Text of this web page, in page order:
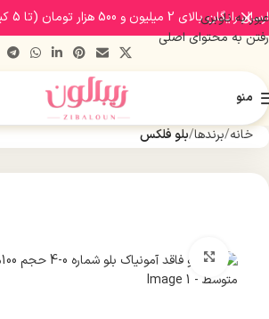
عبور به ناوبری
رفتن به محتوای اصلی
منو
خانه برندها بلو فلکس
بزرگنمایی تصویر
ارسال رایگان بالای 2 میلیون و 500 هزار تومان (تا 5 کیلوگرم)